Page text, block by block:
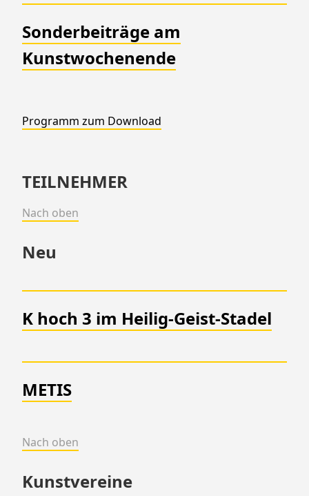
Sonderbeiträge am
Kunstwochenende
Programm zum Download
TEILNEHMER
Nach oben
Neu
K hoch 3 im Heilig-Geist-Stadel
METIS
Nach oben
Kunstvereine